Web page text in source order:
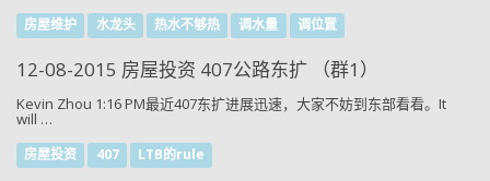
房屋维护 水龙头 热水不够热 调水量 调位置
12-08-2015 房屋投资 407公路东扩 （群1）
Kevin Zhou 1:16 PM最近407东扩进展迅速，大家不妨到东部看看。It
will …
房屋投资 407 LTB的rule